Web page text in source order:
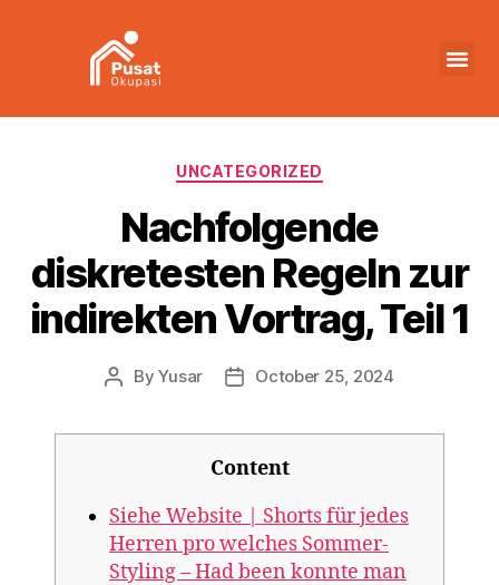
UNCATEGORIZED
Nachfolgende
diskretesten Regeln zur
indirekten Vortrag, Teil 1
ByYusar October 25, 2024
Content
Siehe Website | Shorts für jedes
Herren pro welches Sommer-
Styling – Had been konnte man